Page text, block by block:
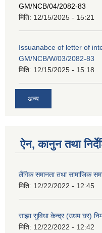
GM/NCB/04/2082-83
मिति: 12/15/2025 - 15:21
Issuanabce of letter of
GM/NCB/W/03/2082-83
मिति: 12/15/2025 - 15:18
अन्य
ऐन, कानुन तथा
लैंगिक समानता तथा सामाजिक
मिति: 12/22/2022 - 12:45
साझा सुविधा केन्द्र (उधम घर)
मिति: 12/22/2022 - 12:42